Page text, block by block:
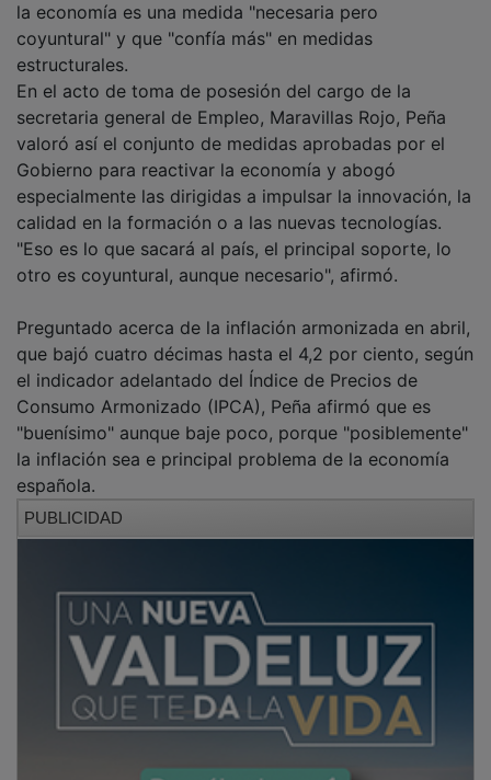
la economía es una medida "necesaria pero
coyuntural" y que "confía más" en medidas
estructurales.
En el acto de toma de posesión del cargo de la
secretaria general de Empleo, Maravillas Rojo, Peña
valoró así el conjunto de medidas aprobadas por el
Gobierno para reactivar la economía y abogó
especialmente las dirigidas a impulsar la innovación, la
calidad en la formación o a las nuevas tecnologías.
"Eso es lo que sacará al país, el principal soporte, lo
otro es coyuntural, aunque necesario", afirmó.
Preguntado acerca de la inflación armonizada en abril,
que bajó cuatro décimas hasta el 4,2 por ciento, según
el indicador adelantado del Índice de Precios de
Consumo Armonizado (IPCA), Peña afirmó que es
"buenísimo" aunque baje poco, porque "posiblemente"
la inflación sea e principal problema de la economía
española.
PUBLICIDAD